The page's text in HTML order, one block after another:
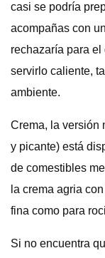
casi se podría
acompañas con
rechazaría para
servirlo caliente,
ambiente.
Crema, la versión
y picante) está
de comestibles
la crema agria
fina como para
Si no encuentra